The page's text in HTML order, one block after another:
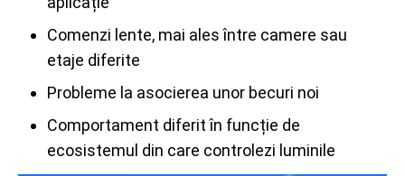
Comenzi lente, mai ales între camere sau
etaje diferite
Probleme la asocierea unor becuri noi
Comportament diferit în funcție de
ecosistemul din care controlezi luminile